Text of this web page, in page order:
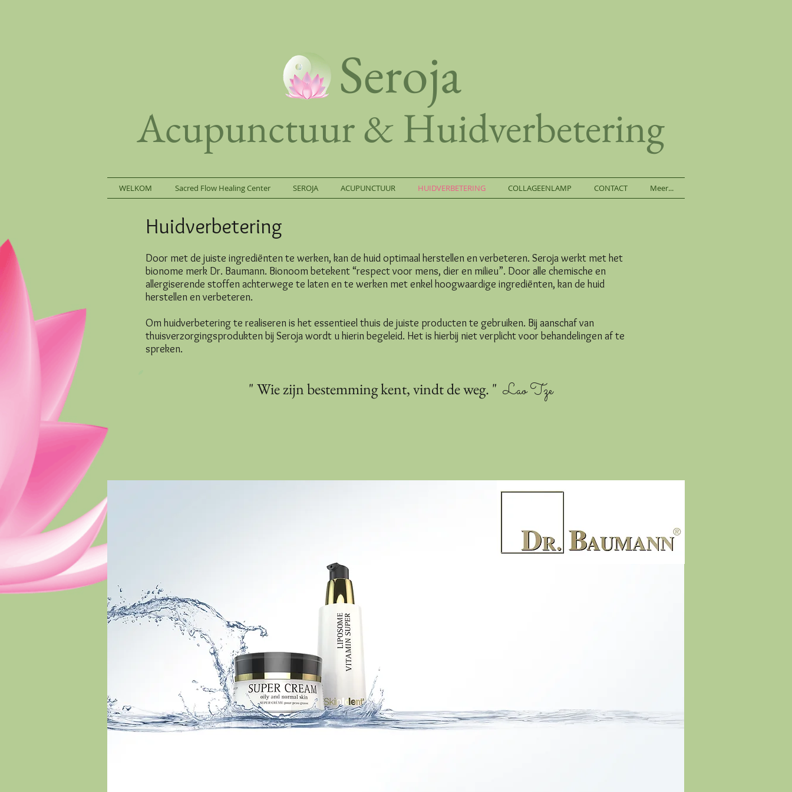
Seroja
Acupunctuur & Huidverbetering
WELKOM Sacred Flow Healing Center SEROJA ACUPUNCTUUR HUIDVERBETERING COLLAGEENLAMP CONTACT Meer...
Huidverbetering
Door met de juiste ingrediënten te werken, kan de huid optimaal herstellen en verbeteren. Seroja werkt met het
bionome merk Dr. Baumann. Bionoom betekent “respect voor mens, dier en milieu”. Door alle chemische en
allergiserende stoffen achterwege te laten en te werken met enkel hoogwaardige ingrediënten, kan de huid
herstellen en verbeteren.
Om huidverbetering te realiseren is het essentieel thuis de juiste producten te gebruiken. Bij aanschaf van
thuisverzorgingsprodukten bij Seroja wordt u hierin begeleid. Het is hierbij niet verplicht voor behandelingen af te
spreken.
" Wie zijn bestemming kent, vindt de weg. "Lao Tze